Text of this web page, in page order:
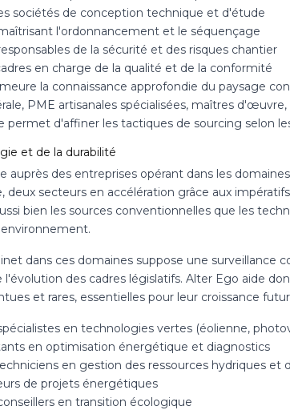
sociétés de conception technique et d'étude
l'ordonnancement et le séquençage
de la sécurité et des risques chantier
en charge de la qualité et de la conformité
la connaissance approfondie du paysage
PME artisanales spécialisées, maîtres
permet d'affiner les tactiques de sourcing selon
et de la durabilité
auprès des entreprises opérant dans les
deux secteurs en accélération grâce aux
bien les sources conventionnelles que les
dans ces domaines suppose une surveillance
des cadres législatifs. Alter Ego aide
et rares, essentielles pour leur croissance
en technologies vertes (éolienne,
en optimisation énergétique et diagnostics
en gestion des ressources hydriques et
de projets énergétiques
en transition écologique